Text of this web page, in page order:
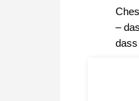
–